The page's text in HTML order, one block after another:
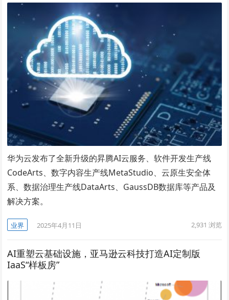
华为云发布了全新升级的昇腾AI云服务、软件开发生产线
CodeArts、数字内容生产线MetaStudio、云原生安全体
系、数据治理生产线DataArts、GaussDB数据库等产品及
解决方案。
业界 2025年4月11日 2,931 浏览
AI重塑云基础设施，亚马逊云科技打造AI定制版
IaaS“样板房”